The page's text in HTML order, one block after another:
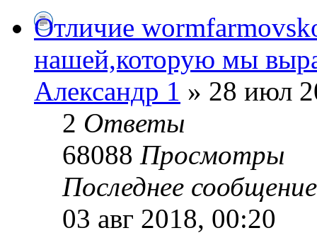
Отличие
нашей,которую мы
Александр 1 » 28 июл
2 Ответы
68088 Просмотры
Последнее
03 авг 2018, 00:20